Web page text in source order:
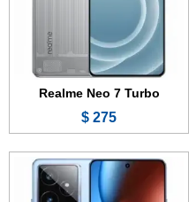
Realme Neo 7 Turbo
275 $
الكاميرا:
المعالج:Mediatek Dimensity 9400e
البطارية والشحن السريع:7000 مللي أمبير - 120 واط
عرض الموصفات ←
الشاشة: